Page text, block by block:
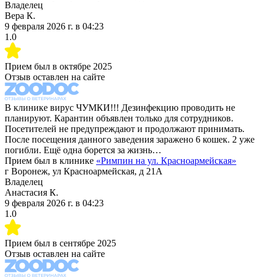
Владелец
Вера К.
9 февраля 2026 г. в 04:23
1.0
Прием был в октябре 2025
Отзыв оставлен на сайте
В клинике вирус ЧУМКИ!!! Дезинфекцию проводить не
планируют. Карантин объявлен только для сотрудников.
Посетителей не предупреждают и продолжают принимать.
После посещения данного заведения заражено 6 кошек. 2 уже
погибли. Ещё одна борется за жизнь…
Прием был в клинике «Римпин на ул. Красноармейская»
г Воронеж, ул Красноармейская, д 21А
Владелец
Анастасия К.
9 февраля 2026 г. в 04:23
1.0
Прием был в сентябре 2025
Отзыв оставлен на сайте